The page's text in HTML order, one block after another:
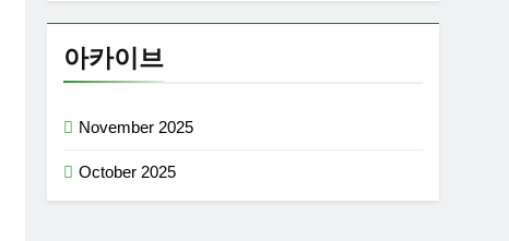
아카이브
November 2025
October 2025